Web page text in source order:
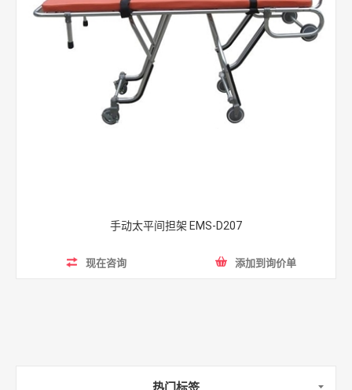
手动太平间担架 EMS-D207
现在咨询 添加到询价单